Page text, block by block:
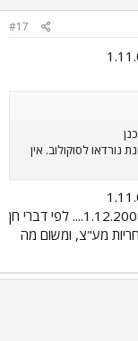
#17
נורדאו לסוקולוב. אין
פתיחת המסילה עד התחנה - 1.12.2008.... לפי דברי חן
מע"צ, ומשום מה